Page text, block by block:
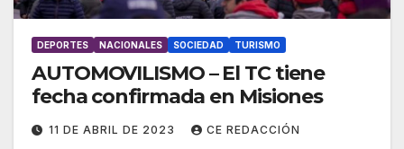
DEPORTES NACIONALES SOCIEDAD TURISMO
AUTOMOVILISMO – El TC tiene
fecha confirmada en Misiones
11 DE ABRIL DE 2023 CE REDACCIÓN